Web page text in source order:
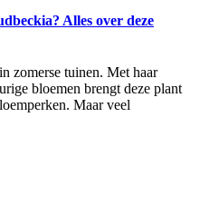
Alles over deze
zomerse tuinen. Met haar
bloemen brengt deze plant
Maar veel